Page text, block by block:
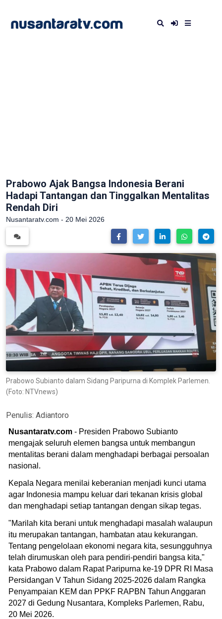
Prabowo Ajak Bangsa Indonesia Berani
Hadapi Tantangan dan Tinggalkan Mentalitas
Rendah Diri
Nusantaratv.com - 20 Mei 2026
Prabowo Subianto dalam Sidang Paripurna di Komplek Parlemen.
(Foto: NTVnews)
Penulis: Adiantoro
Nusantaratv.com - Presiden Prabowo Subianto
mengajak seluruh elemen bangsa untuk membangun
mentalitas berani dalam menghadapi berbagai persoalan
nasional.
Kepala Negara menilai keberanian menjadi kunci utama
agar Indonesia mampu keluar dari tekanan krisis global
dan menghadapi setiap tantangan dengan sikap tegas.
"Marilah kita berani untuk menghadapi masalah walaupun
itu merupakan tantangan, hambatan atau kekurangan.
Tentang pengelolaan ekonomi negara kita, sesungguhnya
telah dirumuskan oleh para pendiri-pendiri bangsa kita,"
kata Prabowo dalam Rapat Paripurna ke-19 DPR RI Masa
Persidangan V Tahun Sidang 2025-2026 dalam Rangka
Penyampaian KEM dan PPKF RAPBN Tahun Anggaran
2027 di Gedung Nusantara, Kompleks Parlemen, Rabu,
20 Mei 2026.